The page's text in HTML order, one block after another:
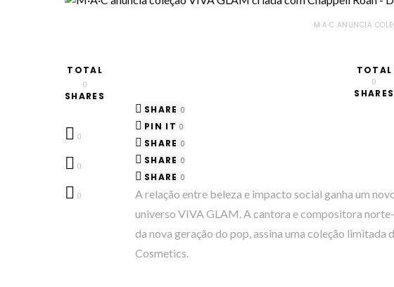
M·A·C ANUNCIA
TOTAL
0
SHARES
0
0
0
TOTAL
0
SHARES
SHARE 0
PIN IT 0
SHARE 0
SHARE 0
SHARE 0
A relação entre beleza e impacto social ganha um
universo VIVA GLAM. A cantora e compositora
da nova geração do pop, assina uma coleção limitada
Cosmetics.